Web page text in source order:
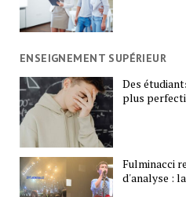
ENSEIGNEMENT SUPÉRIEUR
Des
plus
Fulminacci
d'analyse :